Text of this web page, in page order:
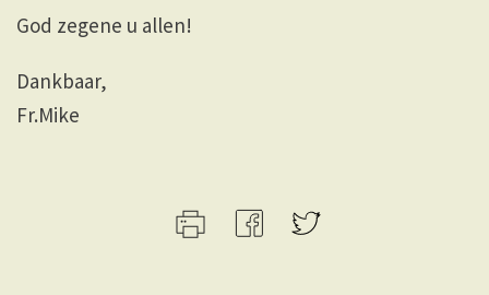
God zegene u allen!
Dankbaar,
Fr.Mike